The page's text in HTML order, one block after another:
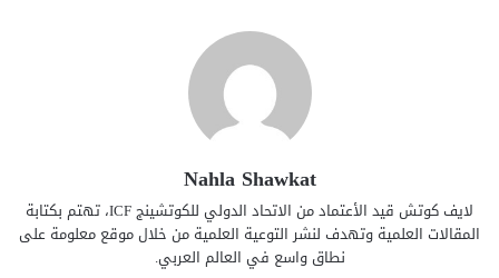
Nahla Shawkat
لايف كوتش قيد الأعتماد من الاتحاد الدولي للكوتشينج ICF، تهتم بكتابة
المقالات العلمية وتهدف لنشر التوعية العلمية من خلال موقع معلومة على
نطاق واسع في العالم العربي.